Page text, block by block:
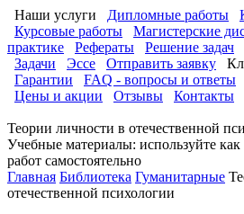
Наши услуги Дипломные работы
Курсовые работы
Магистерские
практике
Рефераты Решение задач
Задачи
Эссе Отправить заявку
Гарантии
FAQ - вопросы и ответы
Цены и акции
Отзывы Контакты
Теории личности в отечественной
Учебные материалы: используйте как
работ самостоятельно
Главная Библиотека Гуманитарные
отечественной психологии